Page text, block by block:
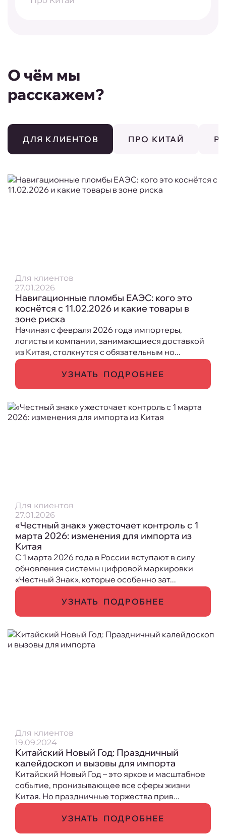
О чём мы
расскажем?
ДЛЯ КЛИЕНТОВ ПРО КИТАЙ
27.01.2026
Для клиентов
Навигационные пломбы ЕАЭС: кого это
коснётся с 11.02.2026 и какие товары в
зоне риска
Начиная с февраля 2026 года импортеры,
логисты и компании, занимающиеся доставкой
из Китая, столкнутся с обязательным но...
УЗНАТЬ ПОДРОБНЕЕ
27.01.2026
Для клиентов
«Честный знак» ужесточает контроль с 1
марта 2026: изменения для импорта из
Китая
С 1 марта 2026 года в России вступают в силу
обновления системы цифровой маркировки
«Честный Знак», которые особенно зат...
УЗНАТЬ ПОДРОБНЕЕ
19.09.2024
Для клиентов
Китайский Новый Год: Праздничный
калейдоскоп и вызовы для импорта
Китайский Новый Год – это яркое и масштабное
событие, пронизывающее все сферы жизни
Китая. Но праздничные торжества прив...
УЗНАТЬ ПОДРОБНЕЕ